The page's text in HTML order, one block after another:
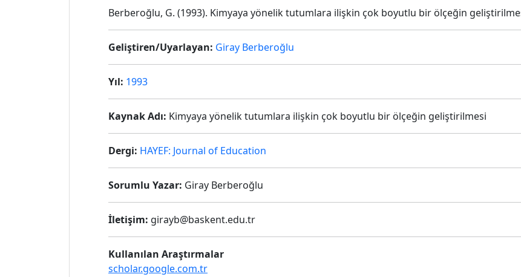
Berberoğlu, G. (1993). Kimyaya yönelik tutumlara ilişkin çok boyutlu bir ölçeğin
Geliştiren/Uyarlayan: Giray Berberoğlu
Yıl: 1993
Kaynak Adı: Kimyaya yönelik tutumlara ilişkin çok boyutlu bir ölçeğin geliştirilmesi
Dergi: HAYEF: Journal of Education
Sorumlu Yazar: Giray Berberoğlu
İletişim: girayb@baskent.edu.tr
Kullanılan Araştırmalar
scholar.google.com.tr